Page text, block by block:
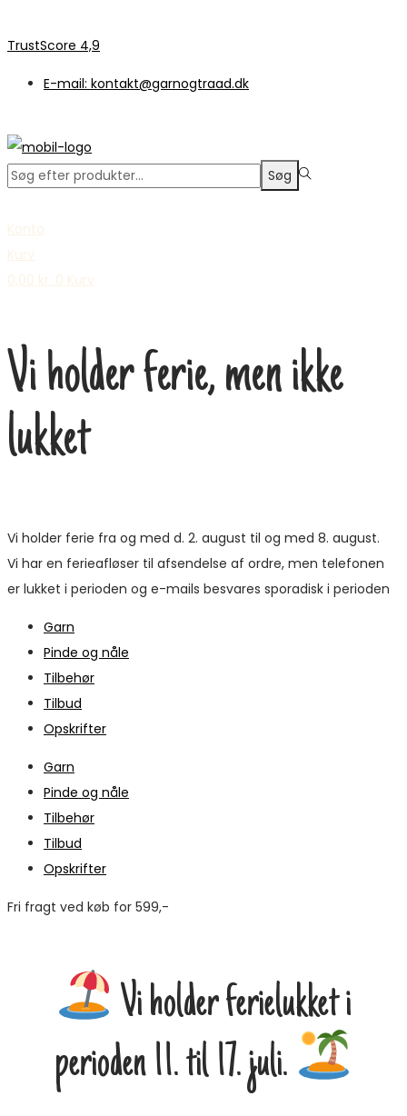
TrustScore 4,9
E-mail: kontakt@garnogtraad.dk
Søge
Søg
Konto
Kurv
0,00 kr. 0 Kurv
Vi holder ferie, men ikke
lukket
Vi holder ferie fra og med d. 2. august til og med 8. august.
Vi har en ferieafløser til afsendelse af ordre, men telefonen
er lukket i perioden og e-mails besvares sporadisk i perioden
Garn
Pinde og nåle
Tilbehør
Tilbud
Opskrifter
Garn
Pinde og nåle
Tilbehør
Tilbud
Opskrifter
Fri fragt ved køb for 599,-
Vi holder ferielukket i
perioden 11. til 17. juli.